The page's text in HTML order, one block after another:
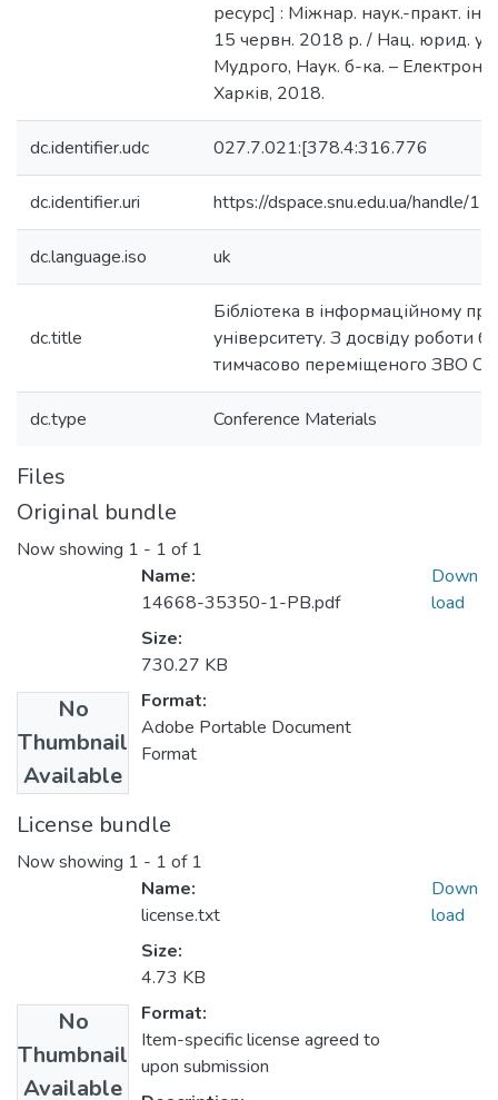
ресурс] : Міжнар. наук.-практ.
15 червн. 2018 р. / Нац. юрид. ун-
Мудрого, Наук. б-ка. – Електрон.
Харків, 2018.
dc.identifier.udc 027.7.021:[378.4:316.776
dc.identifier.uri https://dspace.snu.edu.ua/handle/
dc.language.iso uk
dc.title
Бібліотека в інформаційному
університету. З досвіду роботи
тимчасово переміщеного ЗВО
dc.type Conference Materials
Files
Original bundle
Now showing 1 - 1 of 1
No
Thumbnail
Available
Name:
14668-35350-1-PB.pdf
Size:
730.27 KB
Format:
Adobe Portable Document
Format
Down
load
License bundle
Now showing 1 - 1 of 1
No
Thumbnail
Available
Name:
license.txt
Size:
4.73 KB
Format:
Item-specific license agreed to
upon submission
Down
load